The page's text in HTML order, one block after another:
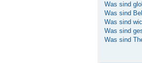
Was sind
Was sind
Was sind
Was sind
Was sind